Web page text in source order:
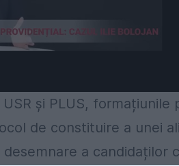
și PLUS, formațiunile
de constituire a unei
a candidaților